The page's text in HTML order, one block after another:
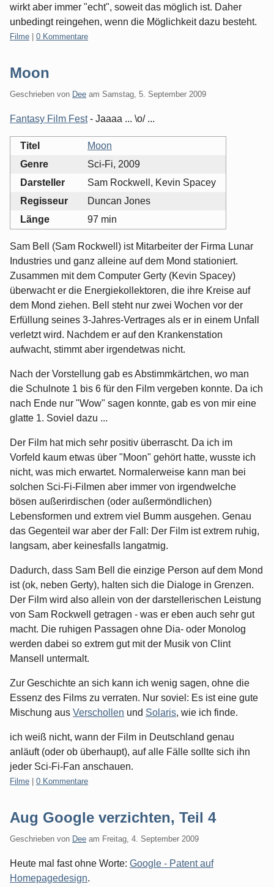
wirkt aber immer "echt", soweit das möglich ist. Daher
unbedingt reingehen, wenn die Möglichkeit dazu besteht.
Kategorien:
Filme 0 Kommentare
Moon
Geschrieben von Dee am Samstag, 5. September 2009
Fantasy Film Fest- Jaaaa ... \o/ ...
Titel
Moon
Genre
Sci-Fi, 2009
Darsteller
Sam Rockwell, Kevin Spacey
Regisseur
Duncan Jones
Länge
97 min
Sam Bell (Sam Rockwell) ist Mitarbeiter der Firma Lunar
Industries und ganz alleine auf dem Mond stationiert.
Zusammen mit dem Computer Gerty (Kevin Spacey)
überwacht er die Energiekollektoren, die ihre Kreise auf
dem Mond ziehen. Bell steht nur zwei Wochen vor der
Erfüllung seines 3-Jahres-Vertrages als er in einem Unfall
verletzt wird. Nachdem er auf den Krankenstation
aufwacht, stimmt aber irgendetwas nicht.
Nach der Vorstellung gab es Abstimmkärtchen, wo man
die Schulnote 1 bis 6 für den Film vergeben konnte. Da ich
nach Ende nur "Wow" sagen konnte, gab es von mir eine
glatte 1. Soviel dazu ...
Der Film hat mich sehr positiv überrascht. Da ich im
Vorfeld kaum etwas über "Moon" gehört hatte, wusste ich
nicht, was mich erwartet. Normalerweise kann man bei
solchen Sci-Fi-Filmen aber immer von irgendwelche
bösen außerirdischen (oder außermöndlichen)
Lebensformen und extrem viel Bumm ausgehen. Genau
das Gegenteil war aber der Fall: Der Film ist extrem ruhig,
langsam, aber keinesfalls langatmig.
Dadurch, dass Sam Bell die einzige Person auf dem Mond
ist (ok, neben Gerty), halten sich die Dialoge in Grenzen.
Der Film wird also allein von der darstellerischen Leistung
von Sam Rockwell getragen - was er eben auch sehr gut
macht. Die ruhigen Passagen ohne Dia- oder Monolog
werden dabei so extrem gut mit der Musik von Clint
Mansell untermalt.
Zur Geschichte an sich kann ich wenig sagen, ohne die
Essenz des Films zu verraten. Nur soviel: Es ist eine gute
Mischung aus Verschollen und Solaris, wie ich finde.
ich weiß nicht, wann der Film in Deutschland genau
anläuft (oder ob überhaupt), auf alle Fälle sollte sich ihn
jeder Sci-Fi-Fan anschauen.
Kategorien:
Filme 0 Kommentare
Aug Google verzichten, Teil 4
Geschrieben von Dee am Freitag, 4. September 2009
Heute mal fast ohne Worte: Google - Patent auf
Homepagedesign.